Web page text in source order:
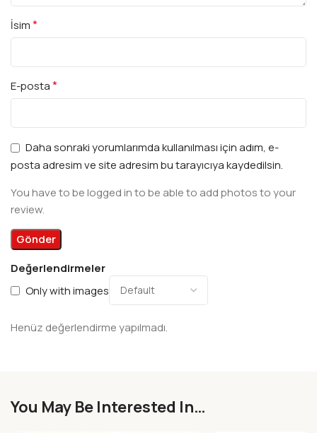
Değerlendirmeler
Only with images
Henüz değerlendirme yapılmadı.
İsim*
E-posta*
Daha sonraki yorumlarımda kullanılması için adım, e-
posta adresim ve site adresim bu tarayıcıya kaydedilsin.
You have to be logged in to be able to add photos to your
review.
You May Be Interested In…